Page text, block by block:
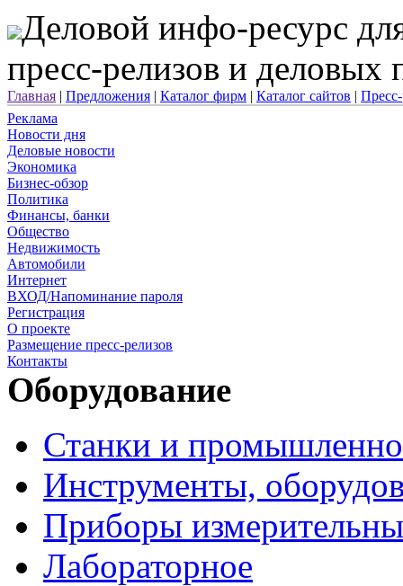
Деловой инфо-ресурс
пресс-релизов и деловых
Главная | Предложения | Каталог фирм | Каталог сайтов |
Реклама
Новости дня
Деловые новости
Экономика
Бизнес-обзор
Политика
Финансы, банки
Общество
Недвижимость
Автомобили
Интернет
ВХОД/Напоминание пароля
Регистрация
О проекте
Размещение пресс-релизов
Контакты
Оборудование
Станки и
Инструменты,
Приборы
Лабораторное